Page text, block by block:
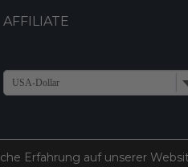
AFFILIATE
USA-Dollar
Erfahrung auf unserer